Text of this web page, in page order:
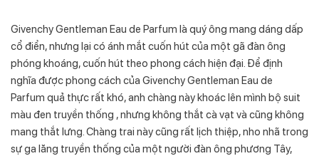
Givenchy Gentleman Eau de Parfum là quý ông mang dáng dấp
cổ điển, nhưng lại có ánh mắt cuốn hút của một gã đàn ông
phóng khoáng, cuốn hút theo phong cách hiện đại. Để định
nghĩa được phong cách của Givenchy Gentleman Eau de
Parfum quả thực rất khó, anh chàng này khoác lên mình bộ suit
màu đen truyền thống , nhưng không thắt cà vạt và cũng không
mang thắt lưng. Chàng trai này cũng rất lịch thiệp, nho nhã trong
sự ga lăng truyền thống của một người đàn ông phương Tây,